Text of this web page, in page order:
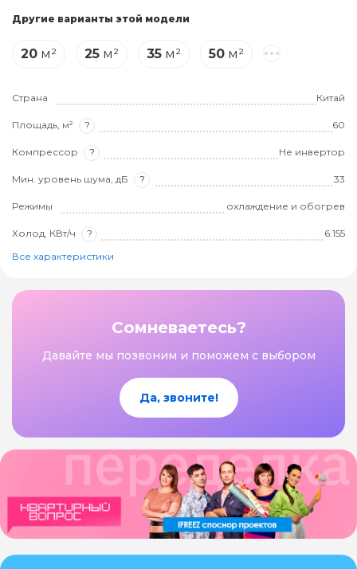
Другие варианты этой модели
20 м² 25 м² 35 м² 50 м²
Страна Китай
Площадь, м² ? 60
Компрессор ? Не инвертор
Мин. уровень шума, дБ ? 33
Режимы охлаждение и обогрев
Холод, КВт/ч ?
6.155
Все характеристики
Сомневаетесь?
Давайте мы позвоним и поможем с выбором
Да, звоните!